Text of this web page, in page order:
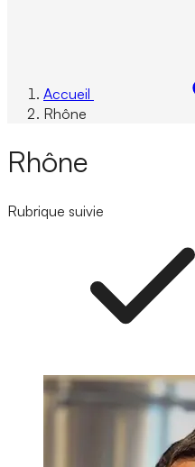
Accueil
Rhône
Rhône
Rubrique suivie